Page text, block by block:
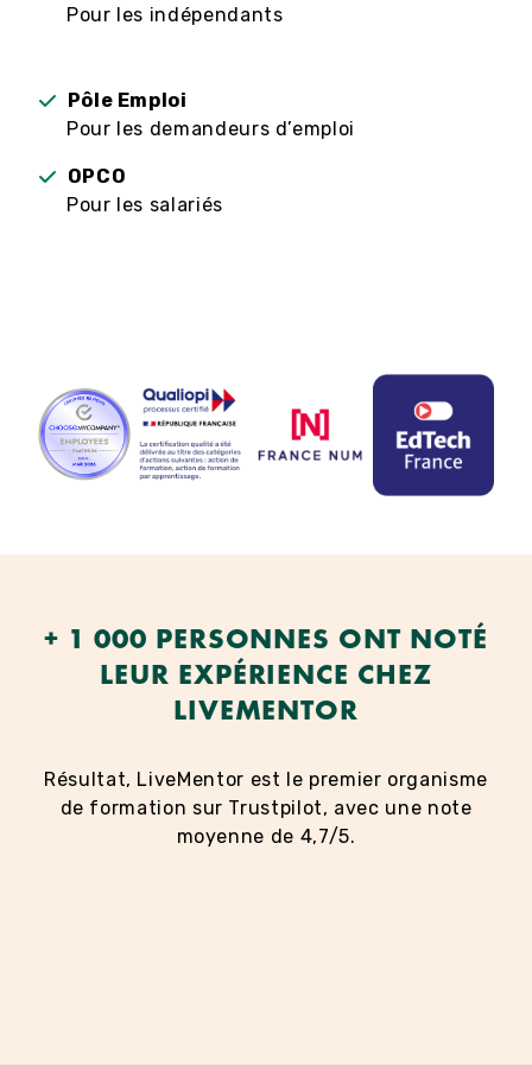
Pour les indépendants
Pôle Emploi
Pour les demandeurs d’emploi
OPCO
Pour les salariés
+ 1 000 PERSONNES ONT NOTÉ
LEUR EXPÉRIENCE CHEZ
LIVEMENTOR
Résultat, LiveMentor est le premier organisme
de formation sur Trustpilot, avec une note
moyenne de 4,7/5.